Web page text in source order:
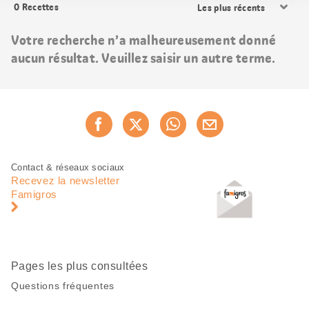
0 Recettes
les
Votre recherche n’a malheureusement donné
aucun résultat. Veuillez saisir un autre terme.
Recommander maintenant
Pied
page
Navigation
pied
Contact & réseaux sociaux
Recevez la newsletter
Famigros
Pages les plus consultées
Questions fréquentes